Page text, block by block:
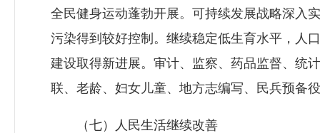
全民健身运动蓬勃开展。可持续发展战略深入
污染得到较好控制。继续稳定低生育水平，人
建设取得新进展。审计、监察、药品监督、统
联、老龄、妇女儿童、地方志编写、民兵预备
（七）人民生活继续改善